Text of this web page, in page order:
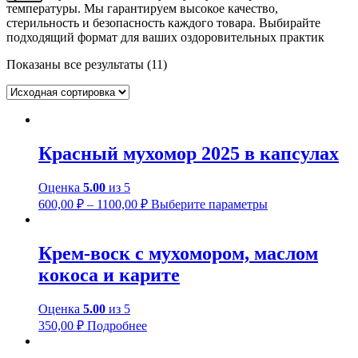
температуры. Мы гарантируем высокое качество,
стерильность и безопасность каждого товара. Выбирайте
подходящий формат для ваших оздоровительных практик
Показаны все результаты (11)
Красный мухомор 2025 в капсулах
Оценка 5.00 из 5
600,00 ₽ – 1100,00 ₽ Выберите параметрыЭтот
вариаций.
Крем-воск с мухомором, маслом
кокоса и карите
Оценка 5.00 из 5
350,00 ₽ Подробнее